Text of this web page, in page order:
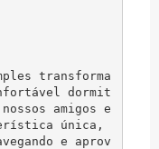
transforma
dormit
amigos e
única,
e aprov